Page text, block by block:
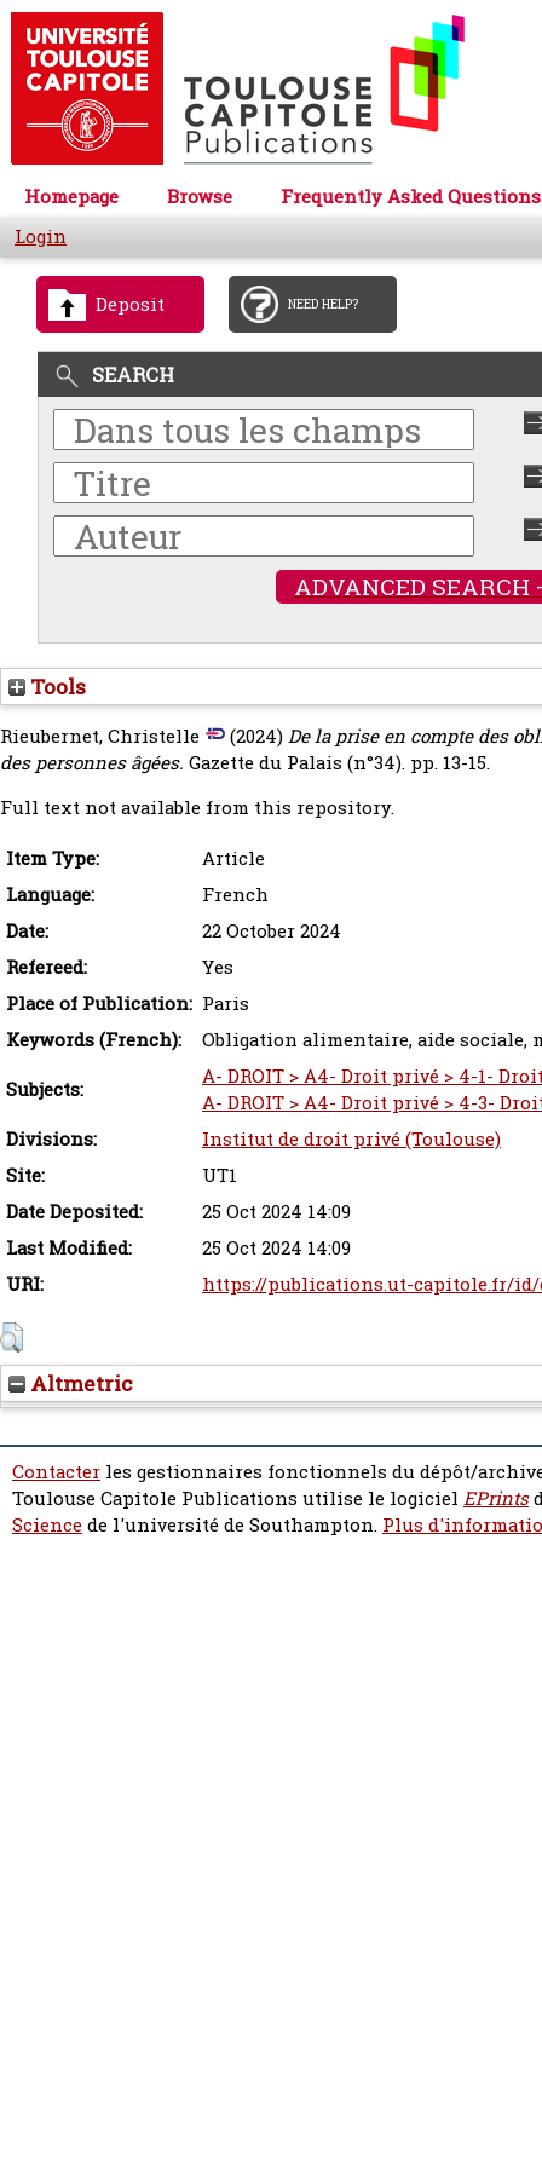
Homepage Browse
Frequently Asked Questions
Login
Deposit NEED HELP?
SEARCH
ADVANCED SEARCH
Tools
Rieubernet, Christelle (2024)De la prise en compte des
des personnes âgées. Gazette du Palais (n°34). pp. 13-15.
Full text not available from this repository.
Item Type:
Article
Language:
French
Date:
22 October 2024
Refereed:
Yes
Place of Publication: Paris
Keywords (French):
Obligation alimentaire, aide sociale,
Subjects:
A- DROIT > A4- Droit privé > 4-1-
A- DROIT > A4- Droit privé > 4-3-
Divisions:
Institut de droit privé (Toulouse)
Site:
UT1
Date Deposited:
25 Oct 2024 14:09
Last Modified:
25 Oct 2024 14:09
URI:
https://publications.ut-capitole.fr/
Altmetric
Contacter les gestionnaires fonctionnels du dépôt/
Toulouse Capitole Publications utilise le logiciel EPrints
Sciencede l'université de Southampton. Plus